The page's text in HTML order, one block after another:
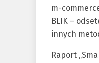
m-
BLIK –
innych
Raport